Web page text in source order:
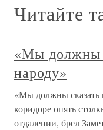
Читайте
«Мы должны
народу»
«Мы должны сказать
коридоре опять
отдалении, брел